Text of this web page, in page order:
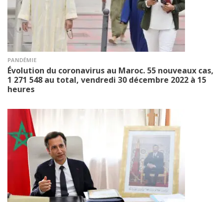
PANDÉMIE
Évolution du coronavirus au Maroc. 55 nouveaux cas,
1 271 548 au total, vendredi 30 décembre 2022 à 15
heures